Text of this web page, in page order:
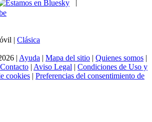
|
| Clásica
| Ayuda | Mapa del sitio | Quienes somos |
Contacto | Aviso Legal | Condiciones de Uso y
cookies | Preferencias del consentimiento de